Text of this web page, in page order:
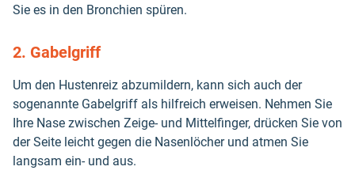
Sie es in den Bronchien spüren.
2. Gabelgriff
Um den Hustenreiz abzumildern, kann sich auch der
sogenannte Gabelgriff als hilfreich erweisen. Nehmen Sie
Ihre Nase zwischen Zeige- und Mittelfinger, drücken Sie von
der Seite leicht gegen die Nasenlöcher und atmen Sie
langsam ein- und aus.